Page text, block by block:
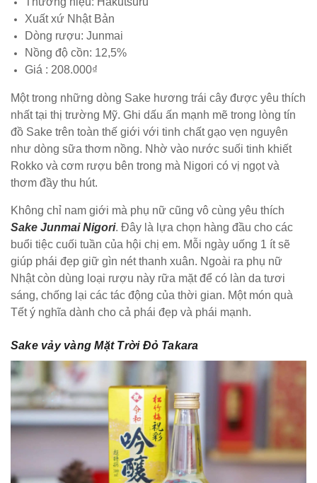
Xuất xứ Nhật Bản
Dòng rượu: Junmai
Nồng độ cồn: 12,5%
Giá : 208.000₫
Một trong những dòng Sake hương trái cây được yêu thích
nhất tại thị trường Mỹ. Ghi dấu ấn mạnh mẽ trong lòng tín
đồ Sake trên toàn thế giới với tinh chất gạo vẹn nguyên
như dòng sữa thơm nồng. Nhờ vào nước suối tinh khiết
Rokko và cơm rượu bên trong mà Nigori có vị ngọt và
thơm đầy thu hút.
Không chỉ nam giới mà phụ nữ cũng vô cùng yêu thích
Sake Junmai Nigori. Đây là lựa chọn hàng đầu cho các
buổi tiệc cuối tuần của hội chị em. Mỗi ngày uống 1 ít sẽ
giúp phái đẹp giữ gìn nét thanh xuân. Ngoài ra phụ nữ
Nhật còn dùng loại rượu này rữa mặt để có làn da tươi
sáng, chống lại các tác động của thời gian. Một món quà
Tết ý nghĩa dành cho cả phái đẹp và phái mạnh.
Sake vảy vàng Mặt Trời Đỏ Takara